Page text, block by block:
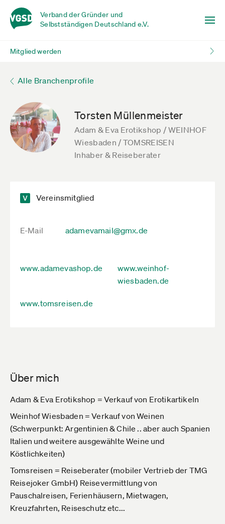
Verband der Gründer und
Selbstständigen Deutschland e.V.
Mitglied werden
Alle Branchenprofile
Torsten Müllenmeister
Adam & Eva Erotikshop / WEINHOF
Wiesbaden / TOMSREISEN
Inhaber & Reiseberater
Vereinsmitglied
E-Mail adamevamail@gmx.de
www.adamevashop.de
www.weinhof-
wiesbaden.de
www.tomsreisen.de
Über mich
Adam & Eva Erotikshop = Verkauf von Erotikartikeln
Weinhof Wiesbaden = Verkauf von Weinen
(Schwerpunkt: Argentinien & Chile .. aber auch Spanien
Italien und weitere ausgewählte Weine und
Köstlichkeiten)
Tomsreisen = Reiseberater (mobiler Vertrieb der TMG
Reisejoker GmbH) Reisevermittlung von
Pauschalreisen, Ferienhäusern, Mietwagen,
Kreuzfahrten, Reiseschutz etc...